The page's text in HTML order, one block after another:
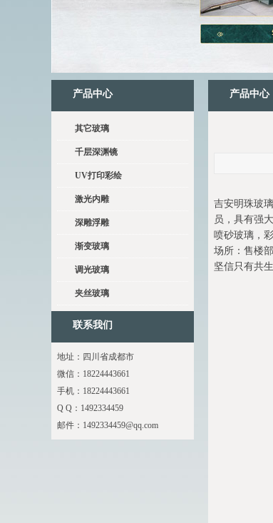
产品中心
其它玻璃
千层深渊镜
UV打印彩绘
激光内雕
深雕浮雕
渐变玻璃
调光玻璃
夹丝玻璃
联系我们
地址：四川省成都市
微信：18224443661
手机：18224443661
Q Q：1492334459
邮件： 1492334459@qq.com
产品中心
吉安明珠玻
员，具有强
喷砂玻璃，
场所：售楼
坚信只有共